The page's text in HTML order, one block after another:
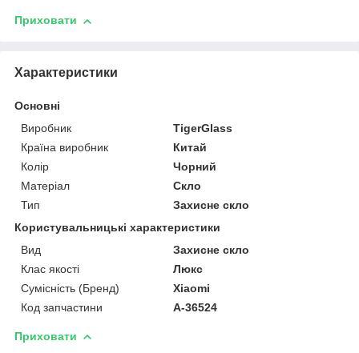
Приховати
Характеристики
Основні
Виробник
TigerGlass
Країна виробник
Китай
Колір
Чорний
Матеріал
Скло
Тип
Захисне скло
Користувальницькі характеристики
Вид
Захисне скло
Клас якості
Люкс
Сумісність (Бренд)
Xiaomi
Код запчастини
A-36524
Приховати